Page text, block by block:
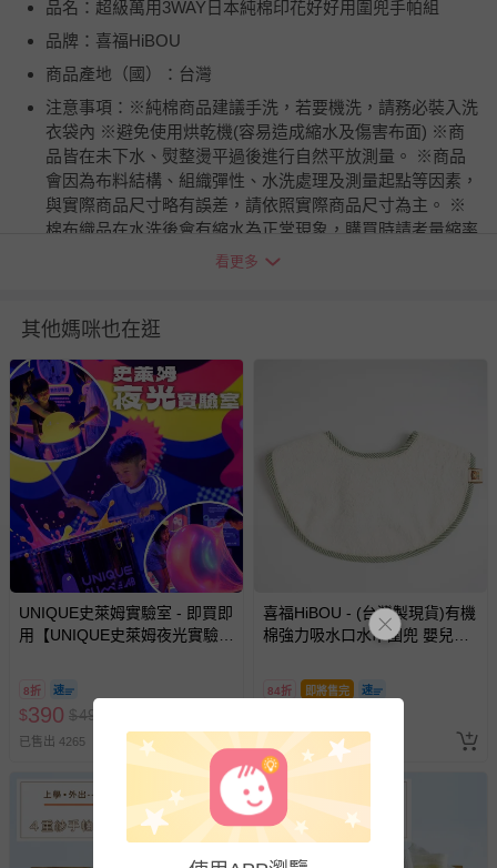
品名：超級萬用3WAY日本純棉印花好好用圍兜手帕組
品牌：喜福HiBOU
商品產地（國）：台灣
注意事項：※純棉商品建議手洗，若要機洗，請務必裝入洗
衣袋內 ※避免使用烘乾機(容易造成縮水及傷害布面) ※商
品皆在未下水、熨整燙平過後進行自然平放測量。 ※商品
會因為布料結構、組織彈性、水洗處理及測量起點等因素，
與實際商品尺寸略有誤差，請依照實際商品尺寸為主。 ※
棉布織品在水洗後會有縮水為正常現象，購買時請考量縮率
BSMI商品檢驗標識字號：M55352
退換貨須知
您所購買的商品享有7天的鑑賞期／猶豫期權益，但此期間
並非試用期，您所退回的商品必須是未經使用的全新狀態，
包含完整包裝、配件、說明文件及贈品等。
如需退換貨，請於收到商品7天（含例假日內提出），如為
瑕疵退換貨所產生的運費，將由媽咪愛負責處理，若非瑕疵
退貨，您可至『查詢訂單』>『已出貨』中查詢該筆訂單，
並點選『我要退貨』即可進行申請。若有相關退貨問題，請
至媽咪愛LINE@客服ID: @mamilove我們將依序為您處理
與服務，謝謝。
針對滿件折/滿額贈…等活動，如因部份退貨，而該訂單保
留商品未達活動門檻，將以原價計算，活動贈品亦需一併退
回。
部分商品依據消費者保護法的規定，不適用七天鑑賞期/猶
豫期範圍：
易於腐敗、保存期限較短或解約時即將逾期（例如生鮮
看更多
其他媽咪也在逛
UNIQUE史萊姆實驗室 - 即買即
用【UNIQUE史萊姆夜光實驗室
訂單編號兌換，逾期作廢) (大
人小孩均一價(3歲以上需購票))
8折
$390 $490
已售出 4265
喜福HiBOU - (台灣製現貨)有機
棉強力吸水口水巾圍兜 嬰兒圍
薦)嬰兒用品推薦吃飯圍兜-青草
綠
84折 即將售完